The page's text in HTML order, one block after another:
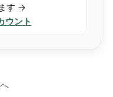
す →
ウント